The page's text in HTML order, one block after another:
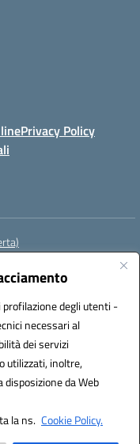
degli utenti -
necessari al
dei servizi
utilizzati, inoltre,
da Web
la ns. Cookie Policy.
Privacy Policy
istsc_ceis014005
S.r.l.
Italia